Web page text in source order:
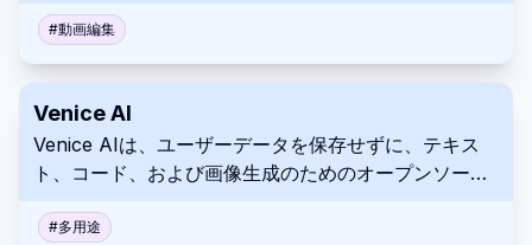
を提供します。
#動画編集
Venice AI
Venice AIは、ユーザーデータを保存せずに、テキス
ト、コード、および画像生成のためのオープンソース
プライバシー重視の分散型AIプラットフォームです。
#多用途